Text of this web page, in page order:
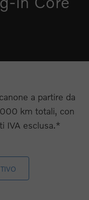
a partire da
km totali, con
IVA esclusa.*